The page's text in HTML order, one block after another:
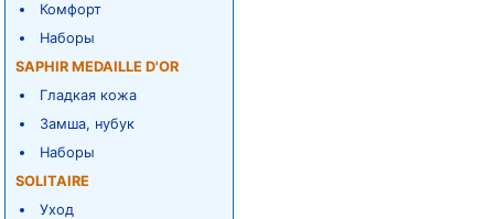
Комфорт
Наборы
SAPHIR MEDAILLE D'OR
Гладкая кожа
Замша, нубук
Наборы
SOLITAIRE
Уход